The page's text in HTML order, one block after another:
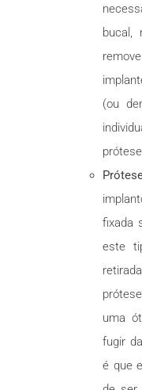
bucal,
(ou
fixada
este
uma
fugir
é que